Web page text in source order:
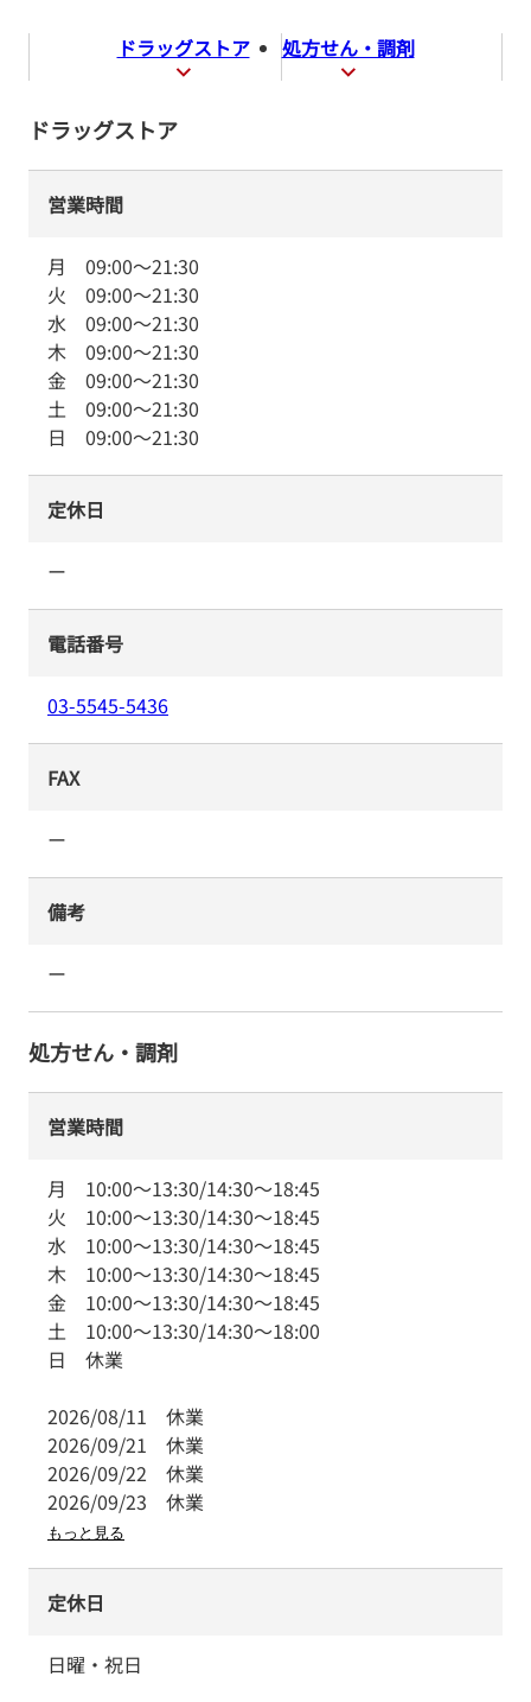
ドラッグストア 処方せん・調剤
ドラッグストア
営業時間
月 09:00～21:30
火 09:00～21:30
水 09:00～21:30
木 09:00～21:30
金 09:00～21:30
土 09:00～21:30
日 09:00～21:30
定休日
ー
電話番号
03-5545-5436
FAX
ー
備考
ー
処方せん・調剤
営業時間
月 10:00～13:30/14:30～18:45
火 10:00～13:30/14:30～18:45
水 10:00～13:30/14:30～18:45
木 10:00～13:30/14:30～18:45
金 10:00～13:30/14:30～18:45
土 10:00～13:30/14:30～18:00
日 休業
2026/08/11 休業
2026/09/21 休業
2026/09/22 休業
2026/09/23 休業
もっと見る
定休日
日曜・祝日